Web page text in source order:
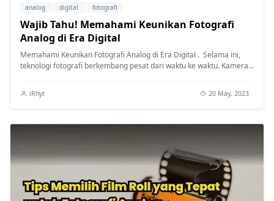
analog digital fotografi
Wajib Tahu! Memahami Keunikan Fotografi
Analog di Era Digital
Memahami Keunikan Fotografi Analog di Era Digital . Selama ini,
teknologi fotografi berkembang pesat dari waktu ke waktu. Kamera
iRhyt 20 May, 2023